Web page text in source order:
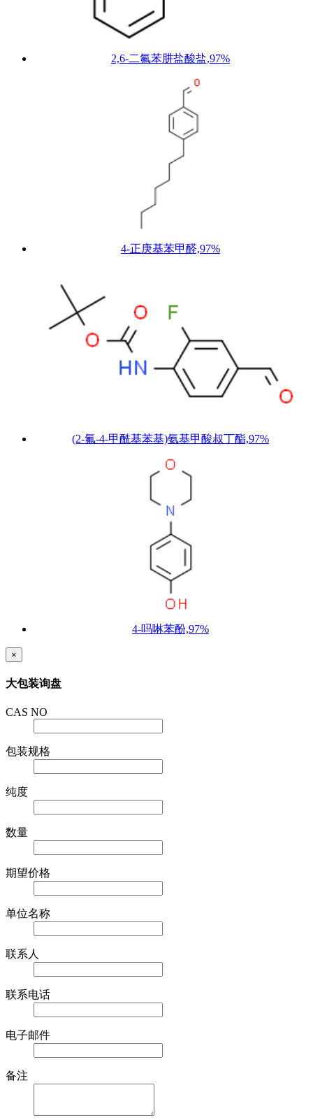
2,6-二氟苯肼盐酸盐,97%
4-正庚基苯甲醛,97%
(2-氟-4-甲酰基苯基)氨基甲酸叔丁酯,97%
4-吗啉苯酚,97%
×
大包装询盘
CAS NO
包装规格
纯度
数量
期望价格
单位名称
联系人
联系电话
电子邮件
备注